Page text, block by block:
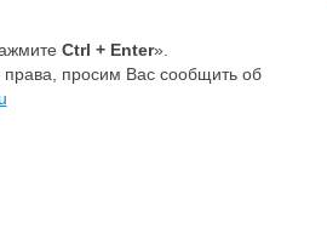
Ctrl + Enter».
просим Вас сообщить об